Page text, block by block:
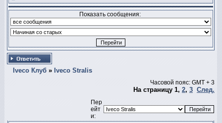
Показать сообщения:
Iveco Клуб » Iveco Stralis
Часовой пояс: GMT + 3
На страницу 1, 2, 3 След.
Пер
ейт
и: